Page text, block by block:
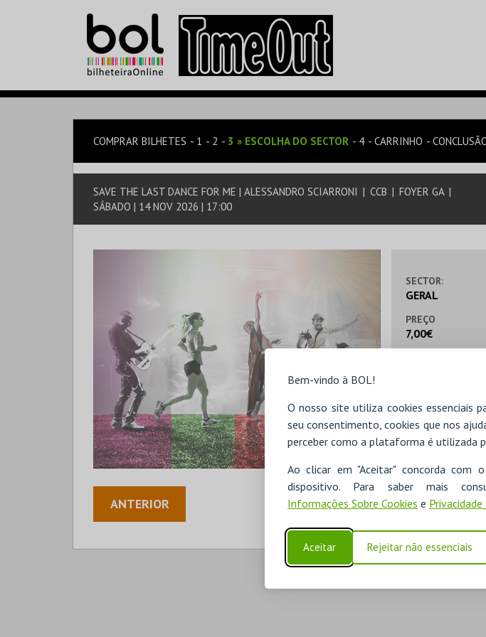
Bem-vindo à BOL!
O nosso site utiliza cookies essenciais
seu consentimento, cookies que nos
perceber como a plataforma é utilizada
Ao clicar em "Aceitar" concorda com
dispositivo. Para saber mais
Informações Sobre Cookies e
Aceitar Rejeitar não essenciais
COMPRAR BILHETES 1 2 3 » ESCOLHA DO SECTOR 4 CARRINHO
SAVE THE LAST DANCE FOR ME | ALESSANDRO SCIARRONI | CCB | FOYER GA |
SÁBADO | 14 NOV 2026 | 17:00
SECTOR:
GERAL
PREÇO
7,00€
ANTERIOR